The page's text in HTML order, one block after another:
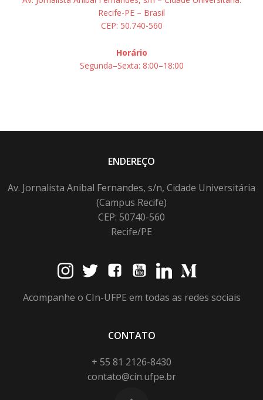
Recife-PE – Brasil
CEP: 50.740-560
Horário
Segunda–Sexta: 8:00–18:00
ENDEREÇO
Av. Jornalista Anibal Fernandes, s/n, Cidade Universitária
(Campus Recife)
CEP: 50740-560
Recife/PE
Acompanhe o CIn-UFPE em todas as redes sociais
CONTATO
+ 55 81 2126-8430
contato@cin.ufpe.br